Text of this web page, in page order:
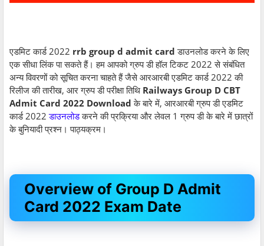
एडमिट कार्ड 2022 rrb group d admit card डाउनलोड करने के लिए
एक सीधा लिंक पा सकते हैं। हम आपको ग्रुप डी हॉल टिकट 2022 से संबंधित
अन्य विवरणों को सूचित करना चाहते हैं जैसे आरआरबी एडमिट कार्ड 2022 की
रिलीज की तारीख, आर ग्रुप डी परीक्षा तिथि Railways Group D CBT
Admit Card 2022 Download के बारे में, आरआरबी ग्रुप डी एडमिट
कार्ड 2022डाउनलोडकरने की प्रक्रिया और लेवल 1 ग्रुप डी के बारे में छात्रों
के बुनियादी प्रश्न। पाठ्यक्रम।
Overview of Group D Admit
Card 2022 Exam Date